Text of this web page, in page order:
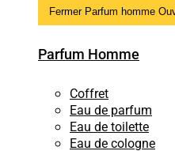
Fermer Parfum homme
Parfum Homme
Coffret
Eau de parfum
Eau de toilette
Eau de cologne